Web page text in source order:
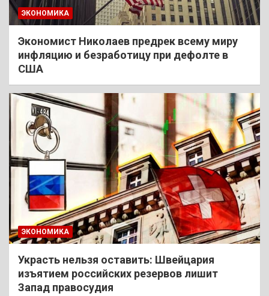
ЭКОНОМИКА
Экономист Николаев предрек всему миру
инфляцию и безработицу при дефолте в
США
ЭКОНОМИКА
Украсть нельзя оставить: Швейцария
изъятием российских резервов лишит
Запад правосудия